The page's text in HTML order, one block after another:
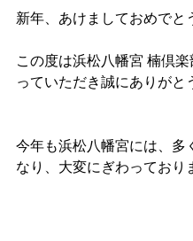
新年、あけましておめでと
この度は浜松八幡宮 楠倶
っていただき誠にありがと
今年も浜松八幡宮には、多
なり、大変にぎわっており